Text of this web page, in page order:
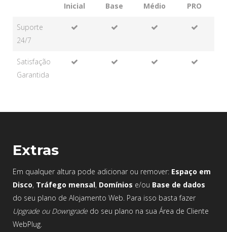
Inicial
Base
Médio
PRO
Suporte
24/7
Satisfação
Garantida
Extras
Em qualquer altura pode adicionar ou remover: Espaço em
Disco, Tráfego mensal, Domínios e/ou Base de dados
do seu plano de Alojamento Web. Para isso basta fazer
Upgrade ou Downgrade do seu plano na sua Área de Cliente
WebPlug.